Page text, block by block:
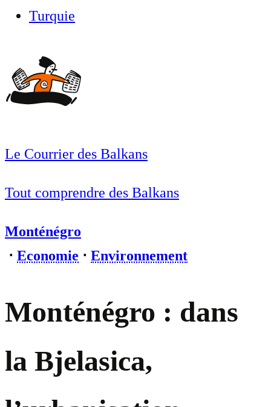
Turquie
Le Courrier des Balkans
Tout comprendre des Balkans
Monténégro
⋅ Economie ⋅ Environnement
Monténégro : dans
la Bjelasica,